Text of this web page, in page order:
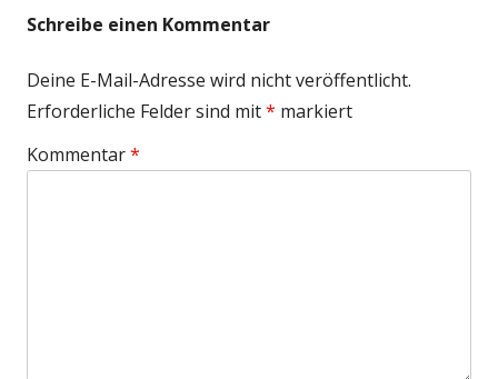
Schreibe einen Kommentar
Deine E-Mail-Adresse wird nicht veröffentlicht.
Erforderliche Felder sind mit* markiert
Kommentar*